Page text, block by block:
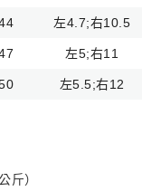
左4.7;右10.5
左5;右11
左5.5;右12
斤）